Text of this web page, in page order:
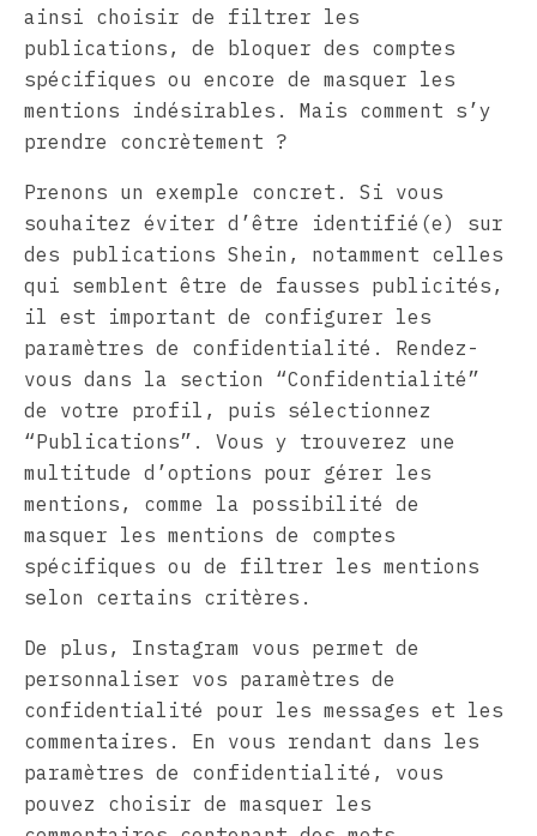
ainsi choisir de filtrer les
publications, de bloquer des comptes
spécifiques ou encore de masquer les
mentions indésirables. Mais comment s’y
prendre concrètement ?
Prenons un exemple concret. Si vous
souhaitez éviter d’être identifié(e) sur
des publications Shein, notamment celles
qui semblent être de fausses publicités,
il est important de configurer les
paramètres de confidentialité. Rendez-
vous dans la section “Confidentialité”
de votre profil, puis sélectionnez
“Publications”. Vous y trouverez une
multitude d’options pour gérer les
mentions, comme la possibilité de
masquer les mentions de comptes
spécifiques ou de filtrer les mentions
selon certains critères.
De plus, Instagram vous permet de
personnaliser vos paramètres de
confidentialité pour les messages et les
commentaires. En vous rendant dans les
paramètres de confidentialité, vous
pouvez choisir de masquer les